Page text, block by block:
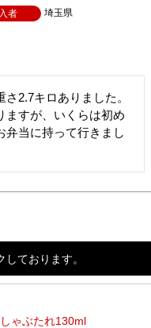
者 埼玉県
2.7キロありました。
ますが、いくらは初め
弁当に持って行きまし
ております。
ゃぶたれ130ml